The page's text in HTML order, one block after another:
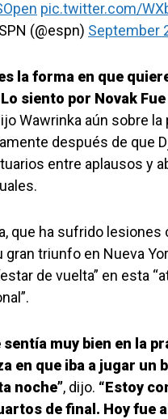
pic.twitter.com/
(@espn) September
la forma en que
siento por Novak
Wawrinka aún sobre la
después de que
entre aplausos y
que ha sufrido lesiones
gran triunfo en Nueva
de vuelta” en esta
sentía muy bien en la
en que iba a jugar un
noche”, dijo. “Estoy
de final. Hoy fue